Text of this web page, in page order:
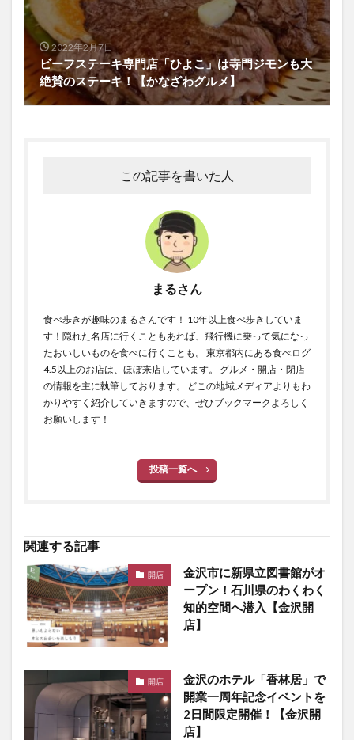
2022年2月7日
ビーフステーキ専門店「ひよこ」は寺門ジモンも大
絶賛のステーキ！【かなざわグルメ】
この記事を書いた人
まるさん
食べ歩きが趣味のまるさんです！ 10年以上食べ歩きしていま
す！隠れた名店に行くこともあれば、飛行機に乗って気になっ
たおいしいものを食べに行くことも。 東京都内にある食べログ
4.5以上のお店は、ほぼ来店しています。 グルメ・開店・閉店
の情報を主に執筆しております。 どこの地域メディアよりもわ
かりやすく紹介していきますので、ぜひブックマークよろしく
お願いします！
投稿一覧へ
関連する記事
開店
金沢市に新県立図書館がオ
ープン！石川県のわくわく
知的空間へ潜入【金沢開
店】
開店
金沢のホテル「香林居」で
開業一周年記念イベントを
2日間限定開催！【金沢開
店】